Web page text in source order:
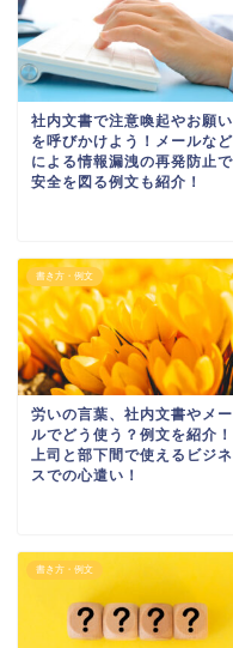
社内文書で注意喚起やお願い
を呼びかけよう！メールなど
による情報漏洩の再発防止で
安全を図る例文も紹介！
書き方・例文
労いの言葉、社内文書やメー
ルでどう使う？例文を紹介！
上司と部下間で使えるビジネ
スでの心遣い！
書き方・例文